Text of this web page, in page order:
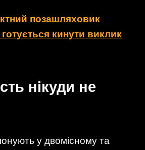
позашляховик
кинути виклик
нікуди не
у двомісному та